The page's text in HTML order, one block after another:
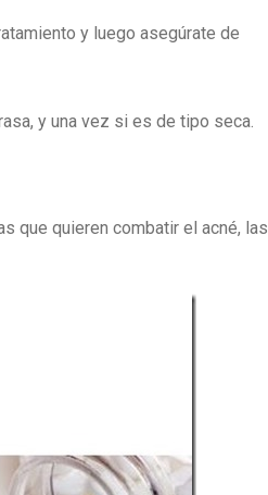
y luego asegúrate de
y una vez si es de tipo seca.
que quieren combatir el acné, las